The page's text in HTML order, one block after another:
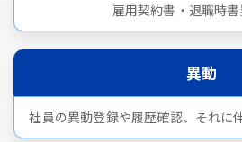
雇用契約書・退職時
異動
社員の異動登録や履歴確認、それに